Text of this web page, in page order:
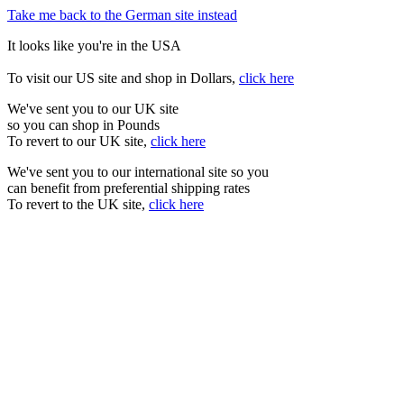
Take me back to the German site instead
It looks like you're in the USA
To visit our US site and shop in Dollars, click here
We've sent you to our UK site
so you can shop in Pounds
To revert to our UK site, click here
We've sent you to our international site so you
can benefit from preferential shipping rates
To revert to the UK site, click here